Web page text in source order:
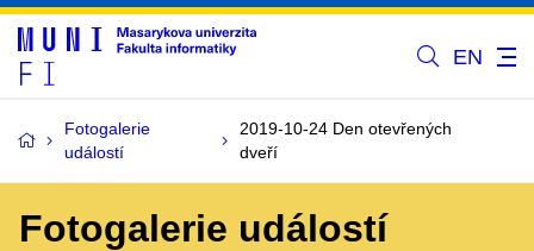
EN
Fotogalerie
událostí
2019-10-24 Den otevřených
dveří
Fotogalerie událostí